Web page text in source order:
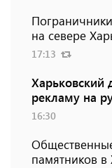
на севере
17:13
Харьковский
рекламу на
16:30
памятников в